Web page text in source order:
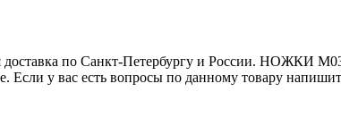
доставка по Санкт-Петербургу и России. НОЖКИ
Если у вас есть вопросы по данному товару